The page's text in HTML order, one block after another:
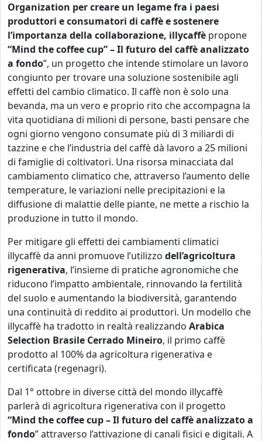
Organization per creare un legame fra i paesi
produttori e consumatori di caffè e sostenere
l’importanza della collaborazione, illycaffè propone
“Mind the coffee cup” – Il futuro del caffè analizzato
a fondo”, un progetto che intendestimolare un lavoro
congiunto per trovare una soluzione sostenibile agli
effetti del cambio climatico. Il caffè non è solo una
bevanda, ma un vero e proprio rito che accompagna la
vita quotidiana di milioni di persone, basti pensare che
ogni giorno vengono consumate più di 3 miliardi di
tazzine e che l’industria del caffè dà lavoro a 25 milioni
di famiglie di coltivatori. Una risorsa minacciata dal
cambiamento climatico che, attraverso l’aumento delle
temperature, le variazioni nelle precipitazioni e la
diffusione di malattie delle piante, ne mette a rischio la
produzione in tutto il mondo.
Per mitigare gli effetti dei cambiamenti climatici
illycaffè da anni promuove l’utilizzo dell’agricoltura
rigenerativa, l’insieme di pratiche agronomiche che
riducono l’impatto ambientale, rinnovando la fertilità
del suolo e aumentando la biodiversità, garantendo
una continuità di reddito ai produttori. Un modello che
illycaffè ha tradotto in realtà realizzando Arabica
Selection Brasile Cerrado Mineiro, il primo caffè
prodotto al 100% da agricoltura rigenerativa e
certificata (regenagri).
Dal 1° ottobre in diverse città del mondo illycaffè
parlerà di agricoltura rigenerativa con il progetto
“Mind the coffee cup – Il futuro del caffè analizzato a
fondo” attraverso l’attivazione di canali fisici e digitali. A